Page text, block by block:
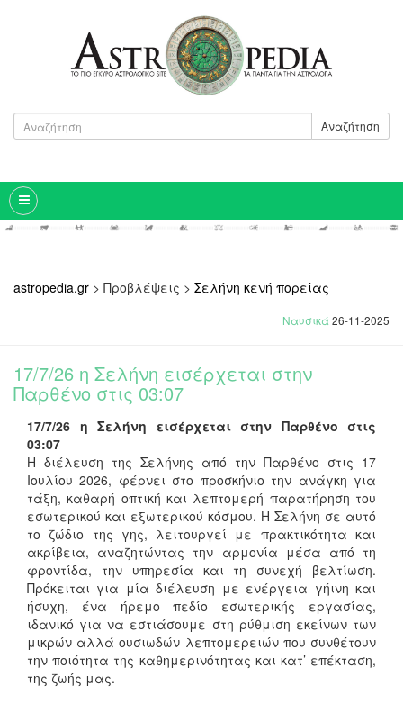
Αναζήτηση
astropedia.gr > Προβλέψεις > Σελήνη κενή πορείας
Ναυσικά 26-11-2025
17/7/26 η Σελήνη εισέρχεται στην
Παρθένο στις 03:07
17/7/26 η Σελήνη εισέρχεται στην Παρθένο στις
03:07
Η διέλευση της Σελήνης από την Παρθένο στις 17
Ιουλίου 2026, φέρνει στο προσκήνιο την ανάγκη για
τάξη, καθαρή οπτική και λεπτομερή παρατήρηση του
εσωτερικού και εξωτερικού κόσμου. Η Σελήνη σε αυτό
το ζώδιο της γης, λειτουργεί με πρακτικότητα και
ακρίβεια, αναζητώντας την αρμονία μέσα από τη
φροντίδα, την υπηρεσία και τη συνεχή βελτίωση.
Πρόκειται για μία διέλευση με ενέργεια γήινη και
ήσυχη, ένα ήρεμο πεδίο εσωτερικής εργασίας,
ιδανικό για να εστιάσουμε στη ρύθμιση εκείνων των
μικρών αλλά ουσιωδών λεπτομερειών που συνθέτουν
την ποιότητα της καθημερινότητας και κατ’ επέκταση,
της ζωής μας.